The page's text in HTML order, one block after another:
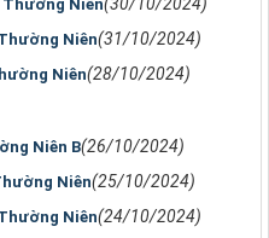
Thường Niên
Niên(31/10/2024)
Niên(28/10/2024)
Niên B(26/10/2024)
Niên(25/10/2024)
Niên(24/10/2024)